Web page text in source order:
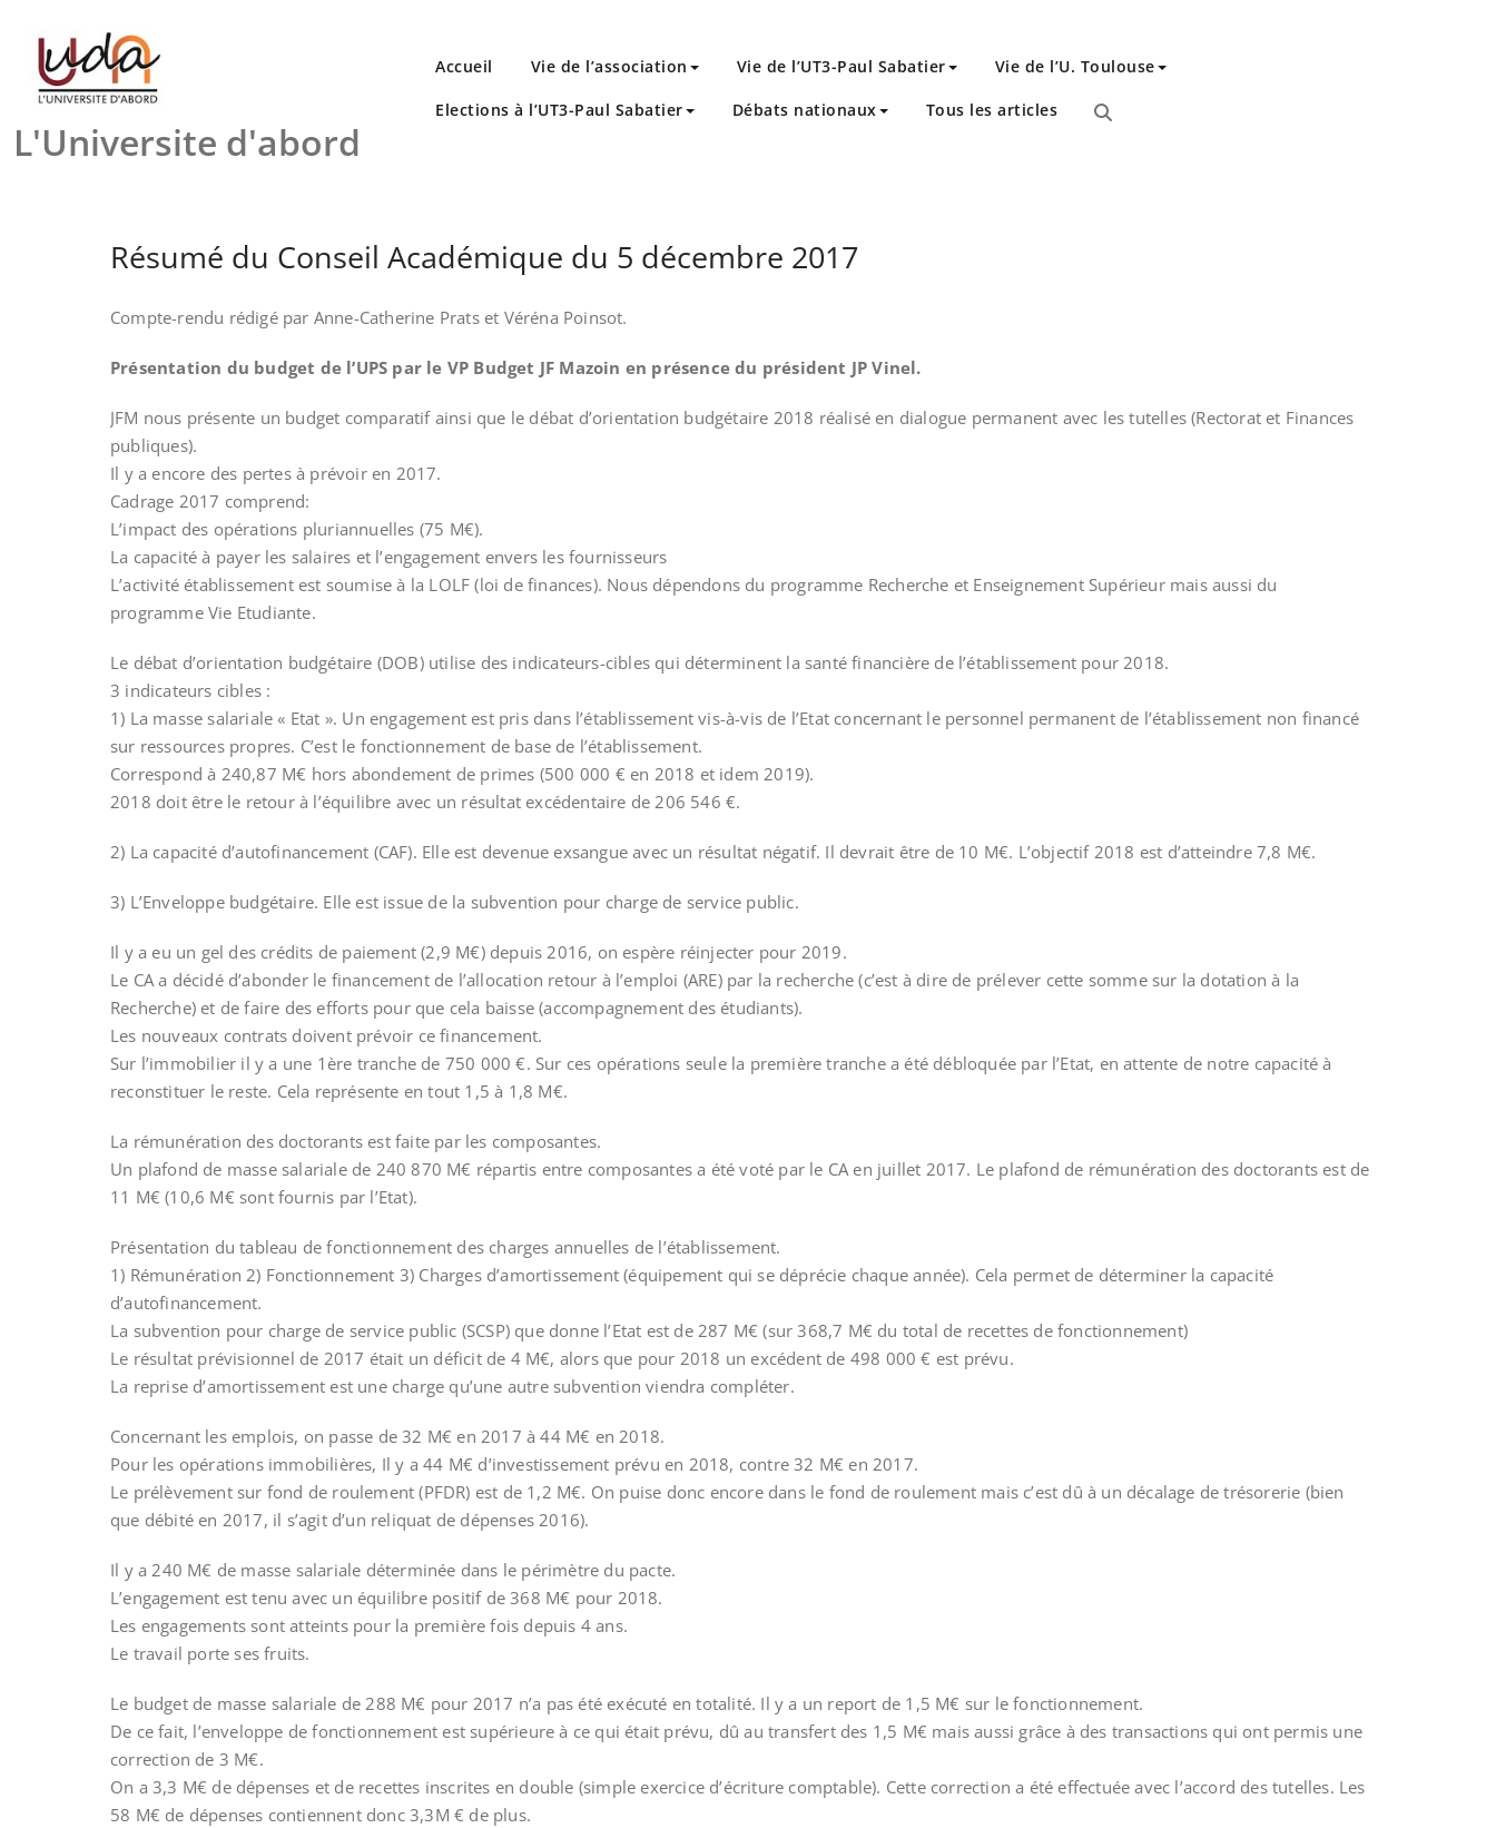
content
L'Universite d'abord
Accueil Vie de l’association Vie de l’UT3-Paul Sabatier Vie de l’U. Toulouse
Elections à l’UT3-Paul Sabatier Débats nationaux Tous les articles
Résumé du Conseil Académique du 5 décembre 2017
Compte-rendu rédigé par Anne-Catherine Prats et Véréna Poinsot.
Présentation du budget de l’UPS par le VP Budget JF Mazoin en présence du président JP Vinel.
JFM nous présente un budget comparatif ainsi que le débat d’orientation budgétaire 2018 réalisé en dialogue permanent avec les tutelles (Rectorat et Finances
publiques).
Il y a encore des pertes à prévoir en 2017.
Cadrage 2017 comprend:
L’impact des opérations pluriannuelles (75 M€).
La capacité à payer les salaires et l’engagement envers les fournisseurs
L’activité établissement est soumise à la LOLF (loi de finances). Nous dépendons du programme Recherche et Enseignement Supérieur mais aussi du
programme Vie Etudiante.
Le débat d’orientation budgétaire (DOB) utilise des indicateurs-cibles qui déterminent la santé financière de l’établissement pour 2018.
3 indicateurs cibles :
1) La masse salariale « Etat ». Un engagement est pris dans l’établissement vis-à-vis de l’Etat concernant le personnel permanent de l’établissement non financé
sur ressources propres. C’est le fonctionnement de base de l’établissement.
Correspond à 240,87 M€ hors abondement de primes (500 000 € en 2018 et idem 2019).
2018 doit être le retour à l’équilibre avec un résultat excédentaire de 206 546 €.
2) La capacité d’autofinancement (CAF). Elle est devenue exsangue avec un résultat négatif. Il devrait être de 10 M€. L’objectif 2018 est d’atteindre 7,8 M€.
3) L’Enveloppe budgétaire. Elle est issue de la subvention pour charge de service public.
Il y a eu un gel des crédits de paiement (2,9 M€) depuis 2016, on espère réinjecter pour 2019.
Le CA a décidé d’abonder le financement de l’allocation retour à l’emploi (ARE) par la recherche (c’est à dire de prélever cette somme sur la dotation à la
Recherche) et de faire des efforts pour que cela baisse (accompagnement des étudiants).
Les nouveaux contrats doivent prévoir ce financement.
Sur l’immobilier il y a une 1ère tranche de 750 000 €. Sur ces opérations seule la première tranche a été débloquée par l’Etat, en attente de notre capacité à
reconstituer le reste. Cela représente en tout 1,5 à 1,8 M€.
La rémunération des doctorants est faite par les composantes.
Un plafond de masse salariale de 240 870 M€ répartis entre composantes a été voté par le CA en juillet 2017. Le plafond de rémunération des doctorants est de
11 M€ (10,6 M€ sont fournis par l’Etat).
Présentation du tableau de fonctionnement des charges annuelles de l’établissement.
1) Rémunération 2) Fonctionnement 3) Charges d’amortissement (équipement qui se déprécie chaque année). Cela permet de déterminer la capacité
d’autofinancement.
La subvention pour charge de service public (SCSP) que donne l’Etat est de 287 M€ (sur 368,7 M€ du total de recettes de fonctionnement)
Le résultat prévisionnel de 2017 était un déficit de 4 M€, alors que pour 2018 un excédent de 498 000 € est prévu.
La reprise d’amortissement est une charge qu’une autre subvention viendra compléter.
Concernant les emplois, on passe de 32 M€ en 2017 à 44 M€ en 2018.
Pour les opérations immobilières, Il y a 44 M€ d’investissement prévu en 2018, contre 32 M€ en 2017.
Le prélèvement sur fond de roulement (PFDR) est de 1,2 M€. On puise donc encore dans le fond de roulement mais c’est dû à un décalage de trésorerie (bien
que débité en 2017, il s’agit d’un reliquat de dépenses 2016).
Il y a 240 M€ de masse salariale déterminée dans le périmètre du pacte.
L’engagement est tenu avec un équilibre positif de 368 M€ pour 2018.
Les engagements sont atteints pour la première fois depuis 4 ans.
Le travail porte ses fruits.
Le budget de masse salariale de 288 M€ pour 2017 n’a pas été exécuté en totalité. Il y a un report de 1,5 M€ sur le fonctionnement.
De ce fait, l’enveloppe de fonctionnement est supérieure à ce qui était prévu, dû au transfert des 1,5 M€ mais aussi grâce à des transactions qui ont permis une
correction de 3 M€.
On a 3,3 M€ de dépenses et de recettes inscrites en double (simple exercice d’écriture comptable). Cette correction a été effectuée avec l’accord des tutelles. Les
58 M€ de dépenses contiennent donc 3,3M € de plus.